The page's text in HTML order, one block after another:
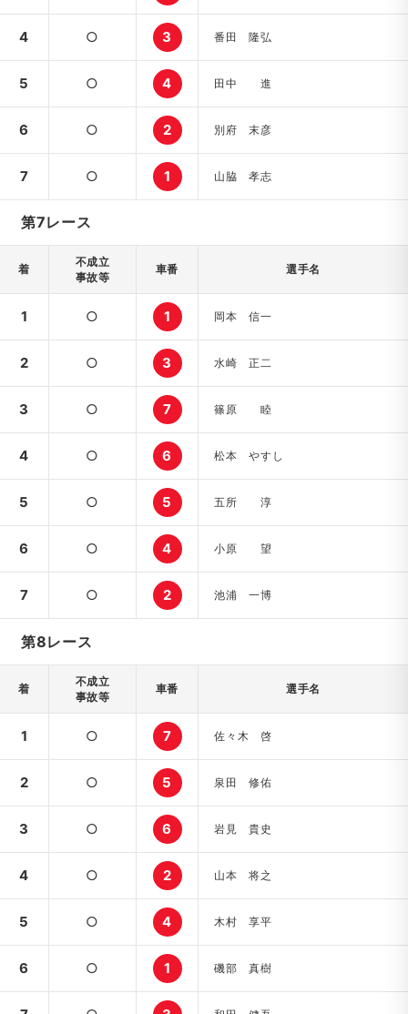
4 ○ 3 番田 隆弘
5 ○ 4 田中 進
6 ○ 2 別府 末彦
7 ○ 1 山脇 孝志
第7レース
着
不成立
事故等
車番 選手名
1 ○ 1 岡本 信一
2 ○ 3 水崎 正二
3 ○ 7 篠原 睦
4 ○ 6 松本 やすし
5 ○ 5 五所 淳
6 ○ 4 小原 望
7 ○ 2 池浦 一博
第8レース
着
不成立
事故等
車番 選手名
1 ○ 7 佐々木 啓
2 ○ 5 泉田 修佑
3 ○ 6 岩見 貴史
4 ○ 2 山本 将之
5 ○ 4 木村 享平
6 ○ 1 磯部 真樹